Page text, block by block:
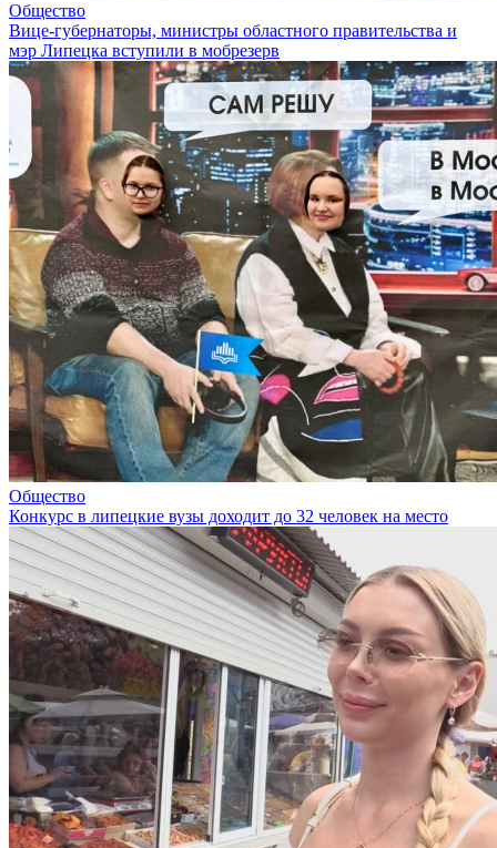
Общество
Вице-губернаторы, министры областного правительства и
мэр Липецка вступили в мобрезерв
Общество
Конкурс в липецкие вузы доходит до 32 человек на место